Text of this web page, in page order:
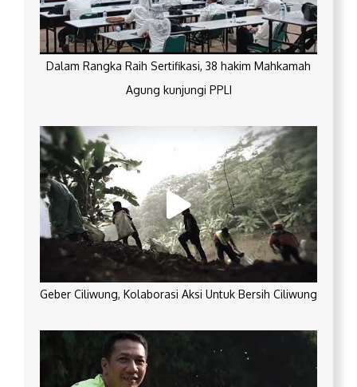
Dalam Rangka Raih Sertifikasi, 38 hakim Mahkamah
Agung kunjungi PPLI
Geber Ciliwung, Kolaborasi Aksi Untuk Bersih Ciliwung